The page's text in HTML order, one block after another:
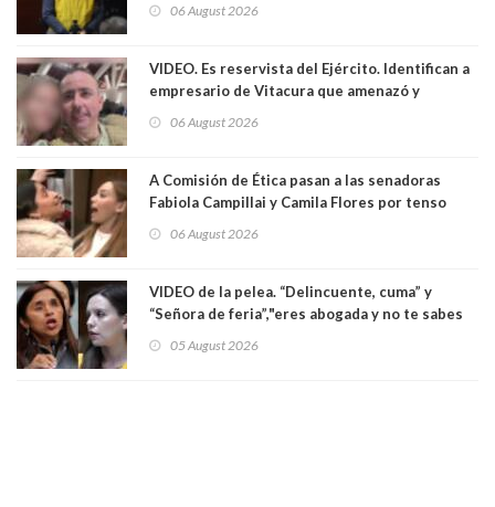
06 August 2026
VIDEO. Es reservista del Ejército. Identifican a
empresario de Vitacura que amenazó y
al "ring raja". Se trata de Andrés Arrieta y la
06 August 2026
A Comisión de Ética pasan a las senadoras
Fabiola Campillai y Camila Flores por tenso
06 August 2026
VIDEO de la pelea. “Delincuente, cuma” y
“Señora de feria”,"eres abogada y no te sabes
senadoras Camila Flores y Fabiola Campillai en
05 August 2026